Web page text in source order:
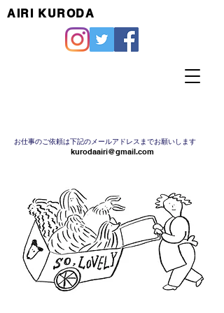
AIRI KURODA
お仕事のご依頼は下記のメールアドレスまでお願いします
kurodaairi@gmail.com